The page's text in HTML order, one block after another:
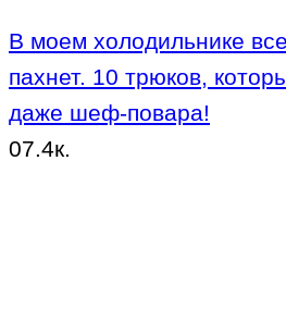
В моем холодильнике
пахнет. 10 трюков,
даже шеф-повара!
07.4к.